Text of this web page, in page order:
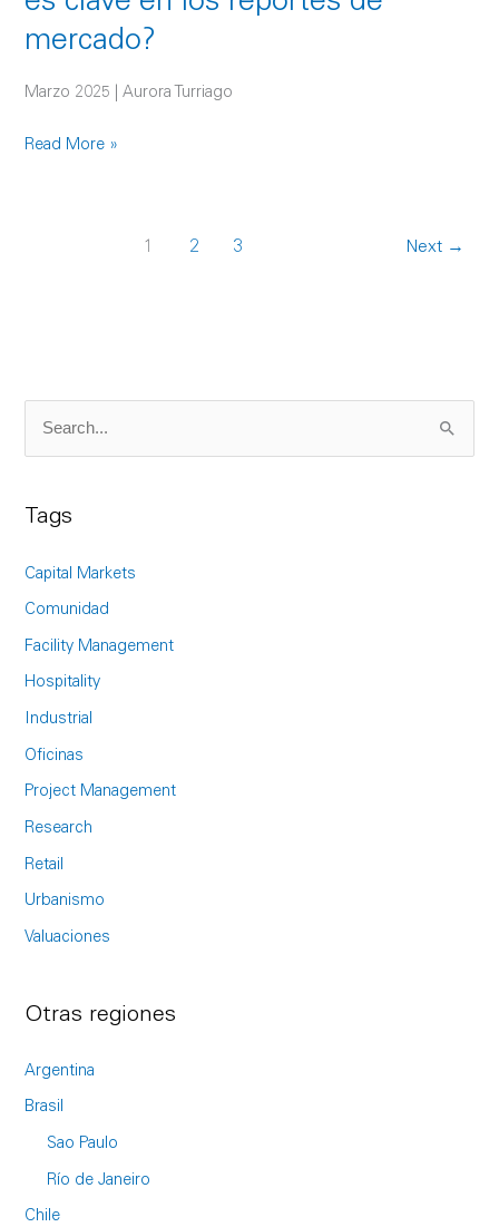
mercado?
Marzo 2025 | Aurora Turriago
en
los
de
Read More »
1 2 3 Next →
c
:
Tags
Capital Markets
Comunidad
Facility Management
Hospitality
Industrial
Oficinas
Project Management
Research
Retail
Urbanismo
Valuaciones
Otras regiones
Argentina
Brasil
Sao Paulo
Río de Janeiro
Chile